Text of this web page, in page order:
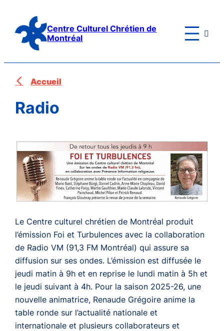
contenu
Centre Culturel Chrétien de
Montréal

Accueil
Radio
Le Centre culturel chrétien de Montréal produit
l’émission Foi et Turbulences avec la collaboration
de Radio VM (91,3 FM Montréal) qui assure sa
diffusion sur ses ondes. L’émission est diffusée le
jeudi matin à 9h et en reprise le lundi matin à 5h et
le jeudi suivant à 4h. Pour la saison 2025-26, une
nouvelle animatrice, Renaude Grégoire anime la
table ronde sur l’actualité nationale et
internationale et plusieurs collaborateurs et